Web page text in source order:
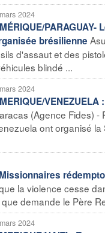
2024
brésilienne
d'assaut et des
blindé ...
2024
(Agence Fides) -
ont organisé
Missionnaires
la violence cesse
demande le Père
2024